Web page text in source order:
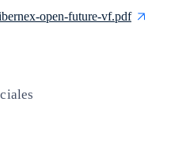
open-future-vf.pdf